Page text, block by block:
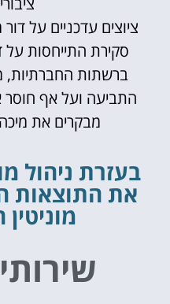
ציוצים עדכניים על
סקירת התייחסות על
ברשתות החברתיות,
התביעה ועל אף חוסר
מבקרים את מיכה
בעזרת ניהול
את התוצאות